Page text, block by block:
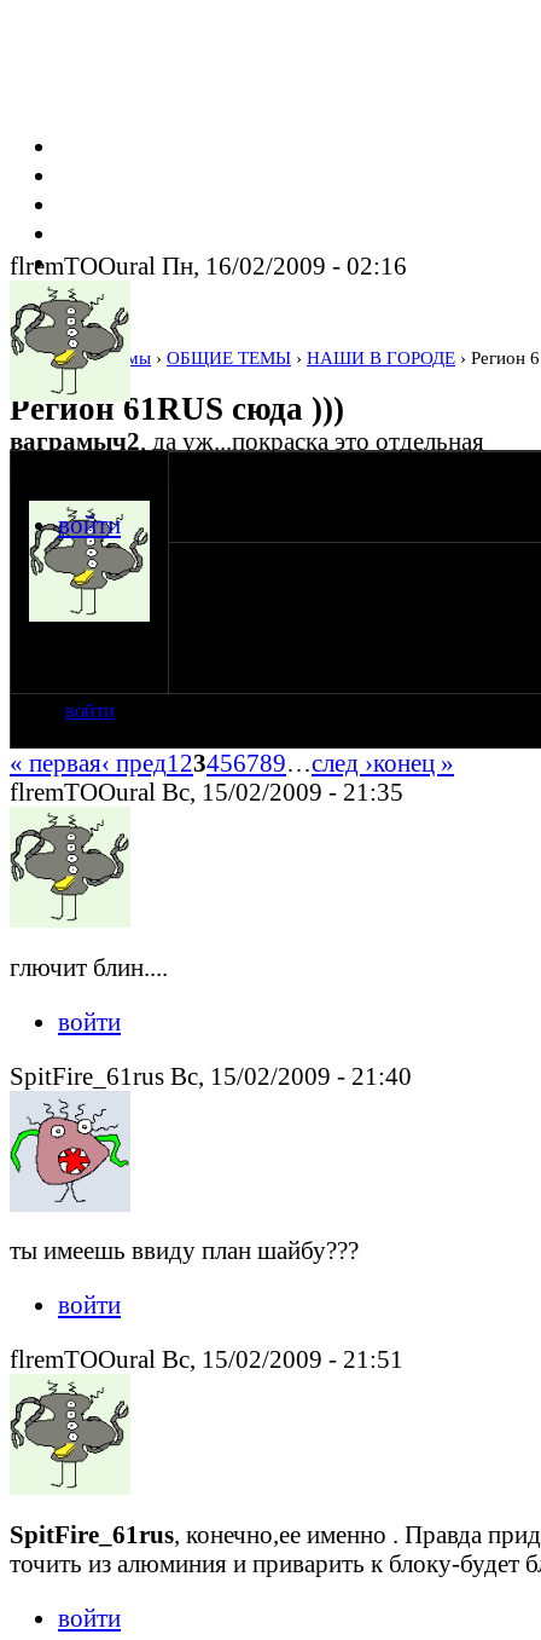
Home›Форумы › ОБЩИЕ ТЕМЫ › НАШИ В ГОРОДЕ › Регион
Регион 61RUS сюда )))
войти
« первая‹ пред1 23456789…след ›конец »
flremTOOural Вс, 15/02/2009 - 21:35
глючит блин....
войти
SpitFire_61rus Вс, 15/02/2009 - 21:40
ты имеешь ввиду план шайбу???
войти
flremTOOural Вс, 15/02/2009 - 21:51
SpitFire_61rus, конечно,ее именно . Правда
точить из алюминия и приварить к блоку-будет
войти
flremTOOural Пн, 16/02/2009 - 02:16
ваграмыч2, да уж...покраска это отдельная
войти